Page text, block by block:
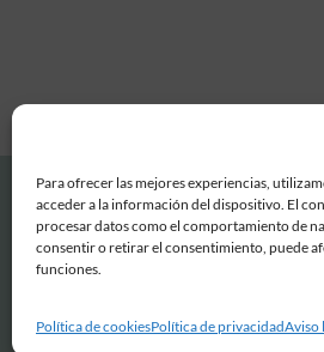
Para ofrecer las mejores experiencias,
acceder a la información del dispositivo. El
procesar datos como el comportamiento de
consentir o retirar el consentimiento, puede
funciones.
Política de cookiesPolítica de privacidadAviso